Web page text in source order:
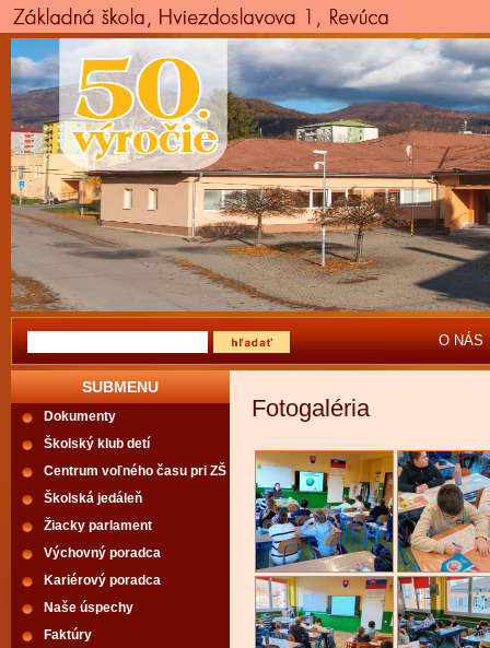
O NÁS
SUBMENU
Dokumenty
Školský klub detí
Centrum voľného času pri ZŠ
Školská jedáleň
Žiacky parlament
Výchovný poradca
Kariérový poradca
Naše úspechy
Faktúry
Fotogaléria